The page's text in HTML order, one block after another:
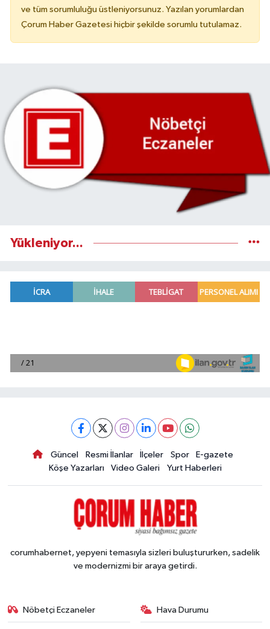
ve tüm sorumluluğu üstleniyorsunuz. Yazılan yorumlardan
Çorum Haber Gazetesi hiçbir şekilde sorumlu tutulamaz.
Yükleniyor...
Güncel Resmi İlanlar İlçeler Spor
E-gazete
Köşe Yazarları
Video Galeri Yurt Haberleri
corumhabernet, yepyeni temasıyla sizleri buluştururken, sadelik
ve modernizmi bir araya getirdi.
Nöbetçi Eczaneler Hava Durumu